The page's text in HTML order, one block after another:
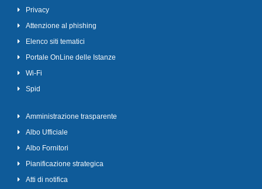
Privacy
Attenzione al phishing
Elenco siti tematici
Portale OnLine delle Istanze
Wi-Fi
Spid
Amministrazione trasparente
Albo Ufficiale
Albo Fornitori
Pianificazione strategica
Atti di notifica